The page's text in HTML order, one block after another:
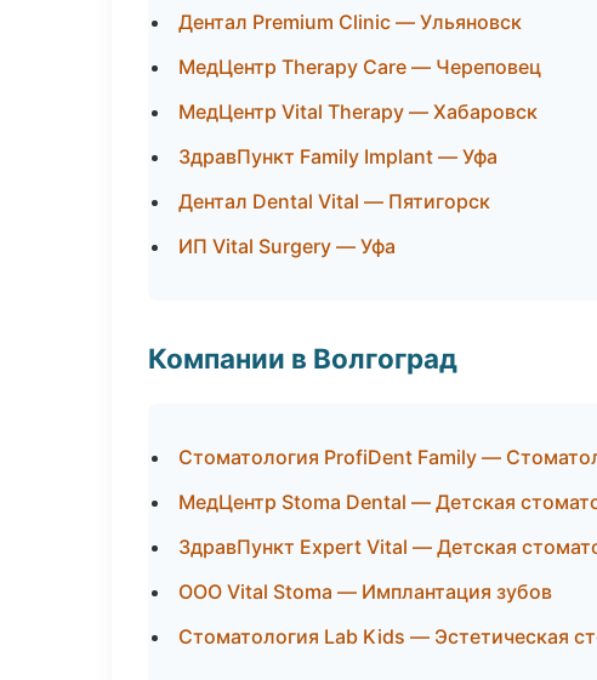
Дентал Premium Clinic — Ульяновск
МедЦентр Therapy Care — Череповец
МедЦентр Vital Therapy — Хабаровск
ЗдравПункт Family Implant — Уфа
Дентал Dental Vital — Пятигорск
ИП Vital Surgery — Уфа
Компании в Волгоград
Стоматология ProfiDent Family —
МедЦентр Stoma Dental — Детская
ЗдравПункт Expert Vital — Детская
ООО Vital Stoma — Имплантация зубов
Стоматология Lab Kids — Эстетическая